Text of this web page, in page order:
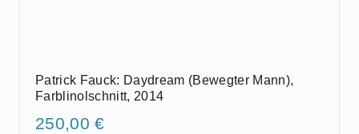
Patrick Fauck: Daydream (Bewegter Mann),
Farblinolschnitt, 2014
250,00€